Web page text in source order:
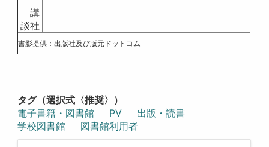
講
談社
書影提供：出版社及び版元ドットコム
タグ（選択式〈推奨〉）
電子書籍・図書館
PV
出版・読書
学校図書館
図書館利用者